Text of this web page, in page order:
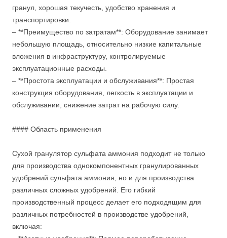
гранул, хорошая текучесть, удобство хранения и
транспортировки.
– **Преимущество по затратам**: Оборудование занимает
небольшую площадь, относительно низкие капитальные
вложения в инфраструктуру, контролируемые
эксплуатационные расходы.
– **Простота эксплуатации и обслуживания**: Простая
конструкция оборудования, легкость в эксплуатации и
обслуживании, снижение затрат на рабочую силу.
#### Область применения
Сухой гранулятор сульфата аммония подходит не только
для производства однокомпонентных гранулированных
удобрений сульфата аммония, но и для производства
различных сложных удобрений. Его гибкий
производственный процесс делает его подходящим для
различных потребностей в производстве удобрений,
включая: